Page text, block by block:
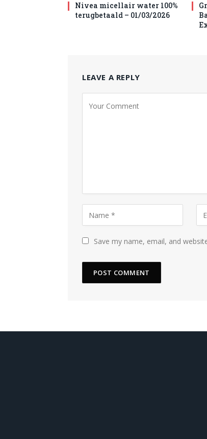
Nivea micellair water 100%
terugbetaald – 01/03/2026
LEAVE A REPLY
Save my name, email, and